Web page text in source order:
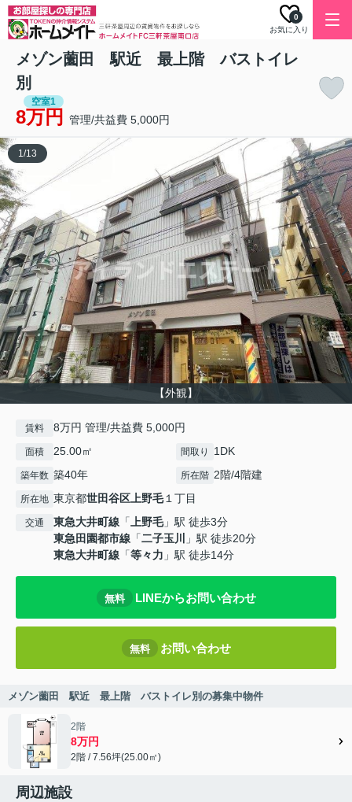
お気に入り
0
メゾン薗田 駅近 最上階 バストイレ
別
空室1
8万円 管理/共益費 5,000円
【外観】
1/13
賃料 8万円 管理/共益費 5,000円
面積 25.00㎡ 間取り 1DK
築年数 築40年 所在階 2階/4階建
所在地 東京都世田谷区上野毛１丁目
交通 東急大井町線 「上野毛」駅 徒歩3分
東急田園都市線 「二子玉川
」駅 徒歩20分
東急大井町線 「等々力 」駅 徒歩14分
無料 LINEからお問い合わせ
無料 お問い合わせ
メゾン薗田 駅近 最上階 バストイレ別の募集中物件
2階
8万円
2階 / 7.56坪(25.00㎡)
周辺施設